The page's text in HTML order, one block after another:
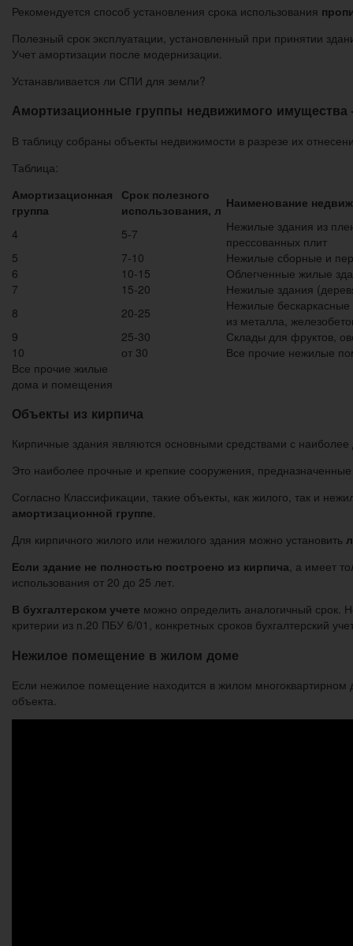
Рекомендуется способ установления срока использования
Полезный срок эксплуатации, установленный при принятии
Учет амортизации после модернизации.
Устанавливается ли СПИ для земли?
Амортизационные группы недвижимого имущества
В таблицу собраны объекты недвижимости в разрезе их
Таблица:
Амортизационная
группа
Срок полезного
использования, л Наименование
4
5-7
Нежилые здания из
прессованных плит
5
7-10
Нежилые сборные и
6
10-15
Облегченные жилые
7
15-20
Нежилые здания
8
20-25
Нежилые бескаркасные
из металла,
9
25-30
Склады для фруктов,
10
от 30
Все прочие нежилые
Все прочие жилые
дома и помещения
Объекты из кирпича
Кирпичные здания являются основными средствами с наиболее
Это наиболее прочные и крепкие сооружения,
Согласно Классификации, такие объекты, как жилого, так и
амортизационной группе.
Для кирпичного жилого или нежилого здания можно установить
Если здание не полностью построено из кирпича, а имеет
использования от 20 до 25 лет.
В бухгалтерском учете можно определить аналогичный срок.
критерии из п.20 ПБУ 6/01, конкретных сроков бухгалтерский
Нежилое помещение в жилом доме
Если нежилое помещение находится в жилом
объекта.